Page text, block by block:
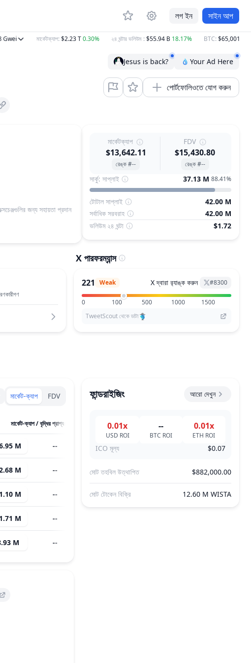
লগ ইন সাইন আপ
মার্কেটক্যাপ:$2.23 T 0.30% ২৪ ঘন্টার ভলিউম:$55.94 B 18.17% BTC:$65,001.21
Jesus is back? Your Ad Here
পোর্টফোলিওতে যোগ করুন
জন্য সহায়তা প্রদান
মার্কেটক্যাপ
$13,642.11
রেঙ্ক #--
FDV
$15,430.80
রেঙ্ক #--
সার্কু: সাপ্লাই 37.13 M 88.41%
টোটাল সাপ্লাই
42.00 M
সর্বাধিক সরবরাহ
42.00 M
ভলিউম ২৪ ঘন্টা
$1.72
X পারফরম্যান্স
221 Weak X দ্বারা র‌্যাঙ্ক করুন #8300
0 100 500 1000
1500
TweetScout থেকে ডাটা
মার্কেট-ক্যাপ FDV
মার্কেট-ক্যাপ / বৃদ্ধির প্রাপ্য
M --
M --
M --
M --
M --
ফান্ডরাইজিং আরো দেখুন
0.01x
USD ROI
--
BTC ROI
0.01x
ETH ROI
ICO মূল্য $0.07
মোট তহবিল উত্থাপিত $882,000.00
মোট টোকেন বিক্রি 12.60 M WISTA